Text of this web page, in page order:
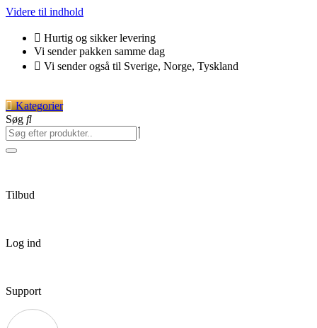
Videre til indhold
Hurtig og sikker levering
Vi sender pakken samme dag
Vi sender også til Sverige, Norge, Tyskland
Kategorier
Søg
Tilbud
Log ind
Support